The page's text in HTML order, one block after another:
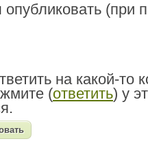
(при
на какой-то
(ответить) у